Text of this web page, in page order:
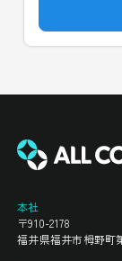
本社
〒910-2178
福井県福井市栂野町